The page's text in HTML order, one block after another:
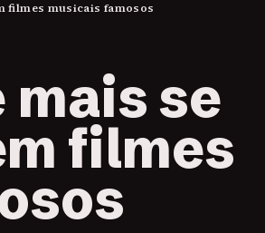
filmes musicais famosos
mais se
filmes